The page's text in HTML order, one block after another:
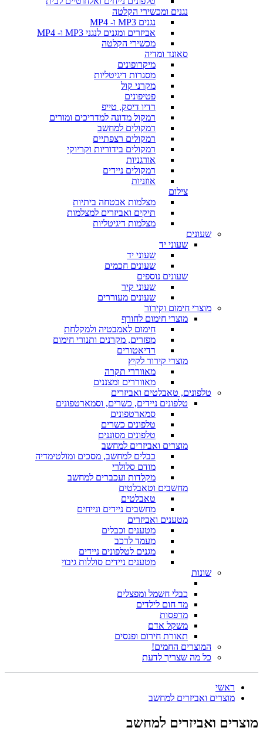
נגנים ומכשירי הקלטה
נגנים MP3 ו- MP4
אביזרים ומגנים לנגני MP3 ו- MP4
מכשירי הקלטה
סאונד ומדיה
מיקרופונים
מסגרות דיגיטליות
מקרני קול
פטיפונים
רדיו דיסק, טייפ
רמקול מדונה למדריכים ומורים
רמקולים למחשב
רמקולים רצפתיים
רמקולים בידוריות וקריוקי
אורגניות
רמקולים ניידים
אוזניות
צילום
מצלמות אבטחה ביתיות
תיקים ואביזרים למצלמות
מצלמות דיגיטליות
שעונים
שעוני יד
שעוני יד
שעונים חכמים
שעונים נוספים
שעוני קיר
שעונים מעוררים
מוצרי חימום וקירור
מוצרי חימום לחורף
חימום לאמבטיה ולמקלחת
מפזרים, מקרנים ותנורי חימום
רדיאטורים
מוצרי קירור לקיץ
מאווררי תקרה
מאווררים ומצננים
טלפונים, טאבלטים ואביזרים
טלפונים ניידים, כשרים, וסמארטפונים
סמארטפונים
טלפונים כשרים
טלפונים מסוננים
מוצרים ואביזרים למחשב
כבלים למחשב, מסכים ומולטימדיה
מודם סלולרי
מקלדות ועכברים למחשב
מחשבים וטאבלטים
טאבלטים
מחשבים ניידים ונייחים
מטענים ואביזרים
מטענים וכבלים
מעמד לרכב
מגנים לטלפונים ניידים
מטענים ניידים סוללות גיבוי
שונות
כבלי חשמל ומפצלים
מד חום לילדים
מדפסות
משקל אדם
תאורת חירום ופנסים
המוצרים החמים!
כל מה שצריך לדעת
ראשי
מוצרים ואביזרים למחשב
מוצרים ואביזרים למחשב